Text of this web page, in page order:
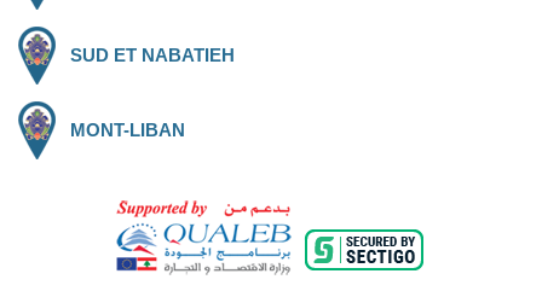
SUD ET NABATIEH
MONT-LIBAN